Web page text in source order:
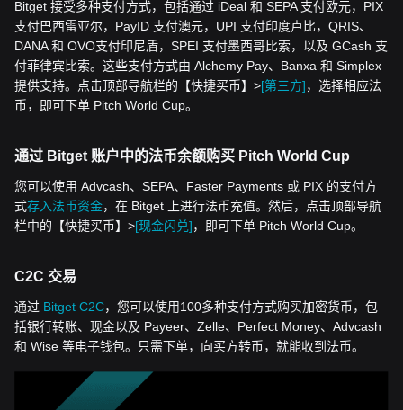
Bitget 接受多种支付方式，包括通过 iDeal 和 SEPA 支付欧元，PIX
支付巴西雷亚尔，PayID 支付澳元，UPI 支付印度卢比，QRIS、
DANA 和 OVO支付印尼盾，SPEI 支付墨西哥比索，以及 GCash 支
付菲律宾比索。这些支付方式由 Alchemy Pay、Banxa 和 Simplex
提供支持。点击顶部导航栏的【快捷买币】>[第三方]，选择相应法
币，即可下单 Pitch World Cup。
通过 Bitget 账户中的法币余额购买 Pitch World Cup
您可以使用 Advcash、SEPA、Faster Payments 或 PIX 的支付方
式存入法币资金，在 Bitget 上进行法币充值。然后，点击顶部导航
栏中的【快捷买币】>[现金闪兑]，即可下单 Pitch World Cup。
C2C 交易
通过 Bitget C2C，您可以使用100多种支付方式购买加密货币，包
括银行转账、现金以及 Payeer、Zelle、Perfect Money、Advcash
和 Wise 等电子钱包。只需下单，向买方转币，就能收到法币。